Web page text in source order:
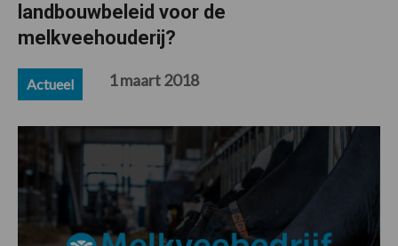
landbouwbeleid voor de
melkveehouderij?
Actueel 1 maart 2018